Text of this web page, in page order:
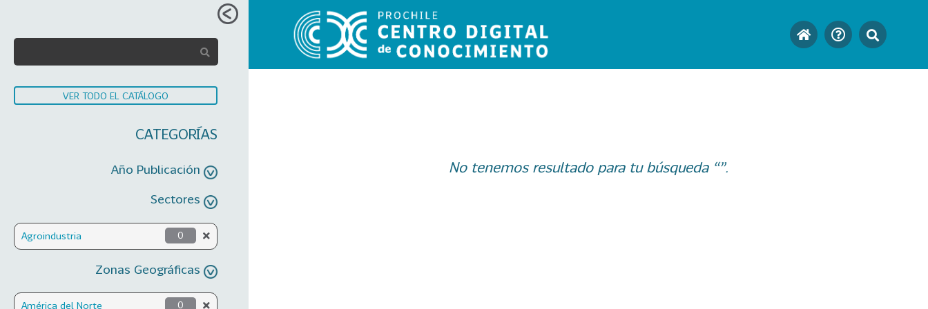
VER TODO EL CATÁLOGO
CATEGORÍAS
Año Publicación
Sectores
Agroindustria 0
Zonas Geográficas
América del Norte 0
No tenemos resultado para tu búsqueda “”.